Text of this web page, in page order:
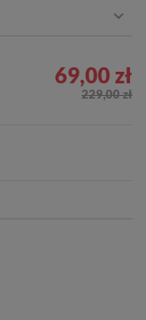
69,00 zł
229,00 zł